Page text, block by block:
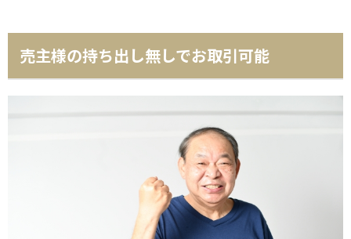
売主様の持ち出し無しでお取引可能